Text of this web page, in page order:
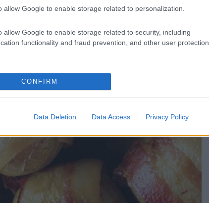
allow Google to enable storage related to personalization.
allow Google to enable storage related to security, including
functionality and fraud prevention, and other user protection.
CONFIRM
Data Deletion Data Access Privacy Policy